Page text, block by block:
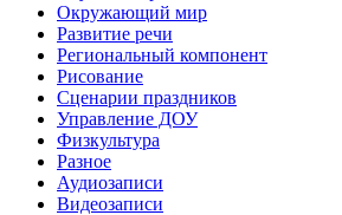
Окружающий мир
Развитие речи
Региональный компонент
Рисование
Сценарии праздников
Управление ДОУ
Физкультура
Разное
Аудиозаписи
Видеозаписи